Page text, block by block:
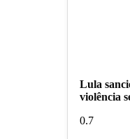
Lula
violência